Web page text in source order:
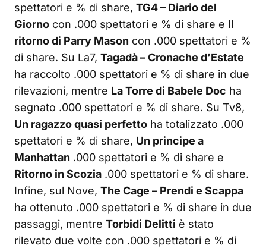
spettatori e % di share, TG4 – Diario del
Giorno con .000 spettatori e % di share e Il
ritorno di Parry Mason con .000 spettatori e %
di share. Su La7, Tagadà – Cronache d’Estate
ha raccolto .000 spettatori e % di share in due
rilevazioni, mentre La Torre di Babele Doc ha
segnato .000 spettatori e % di share. Su Tv8,
Un ragazzo quasi perfetto ha totalizzato .000
spettatori e % di share, Un principe a
Manhattan .000 spettatori e % di share e
Ritorno in Scozia .000 spettatori e % di share.
Infine, sul Nove, The Cage – Prendi e Scappa
ha ottenuto .000 spettatori e % di share in due
passaggi, mentre Torbidi Delitti è stato
rilevato due volte con .000 spettatori e % di